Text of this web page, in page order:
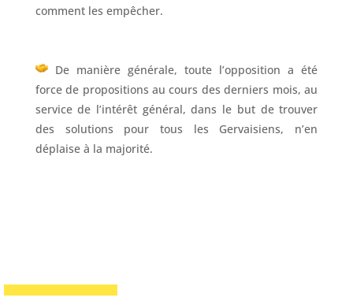
comment les empêcher.
De manière générale, toute l’opposition a été
force de propositions au cours des derniers mois, au
service de l’intérêt général, dans le but de trouver
des solutions pour tous les Gervaisiens, n’en
déplaise à la majorité.